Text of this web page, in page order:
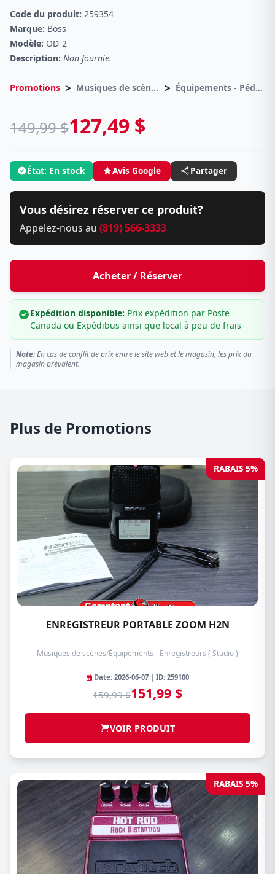
Code du produit: 259354
Marque: Boss
Modèle: OD-2
Description: Non fournie.
Promotions > Musiques de scènes > Équipements - Pédales d effets
149,99 $127,49 $
État: En stock Avis Google Partager
Vous désirez réserver ce produit?
Appelez-nous au (819) 566-3333
Acheter / Réserver
Expédition disponible: Prix expédition par Poste
Canada ou Expédibus ainsi que local à peu de frais
Note:En cas de conflit de prix entre le site web et le magasin, les prix du
magasin prévalent.
Plus de Promotions
RABAIS 5%
ENREGISTREUR PORTABLE ZOOM H2N
Musiques de scènes/Équipements - Enregistreurs ( Studio )
Date: 2026-06-07 | ID: 259100
159,99 $151,99 $
VOIR PRODUIT
RABAIS 5%